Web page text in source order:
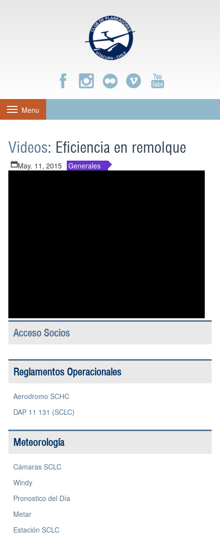
Toggle
navigation
Menu
Videos: Eficiencia en remolque
May. 11, 2015 Generales
Acceso Socios
Reglamentos Operacionales
Aerodromo SCHC
DAP 11 131 (SCLC)
Meteorología
Cámaras SCLC
Windy
Pronostico del Día
Metar
Estación SCLC